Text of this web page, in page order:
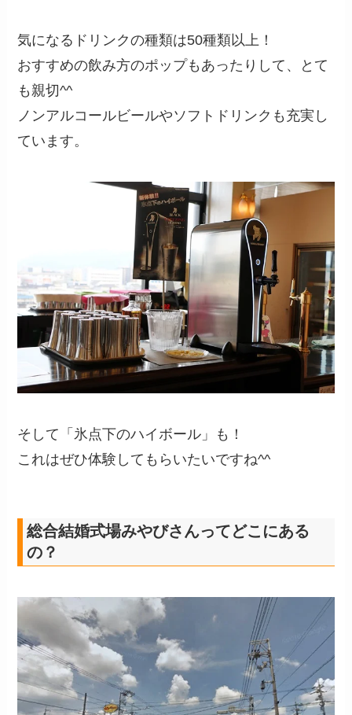
気になるドリンクの種類は50種類以上！
おすすめの飲み方のポップもあったりして、とて
も親切^^
ノンアルコールビールやソフトドリンクも充実し
ています。
そして「氷点下のハイボール」も！
これはぜひ体験してもらいたいですね^^
総合結婚式場みやびさんってどこにある
の？